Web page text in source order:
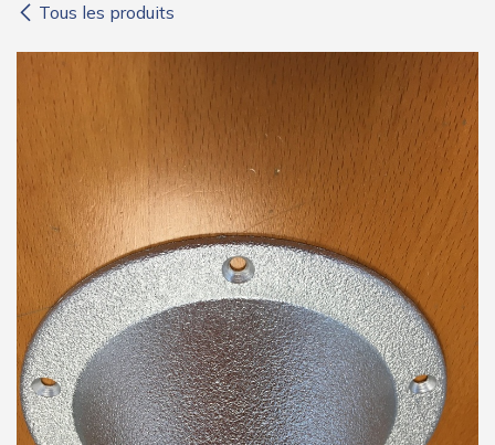
Tous les produits